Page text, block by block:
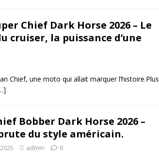
Chief Dark Horse 2026 – Le
cruiser, la puissance d’une
Chief, une moto qui allait marquer l’histoire.Plus
Bobber Dark Horse 2026 –
du style américain.
admin 0